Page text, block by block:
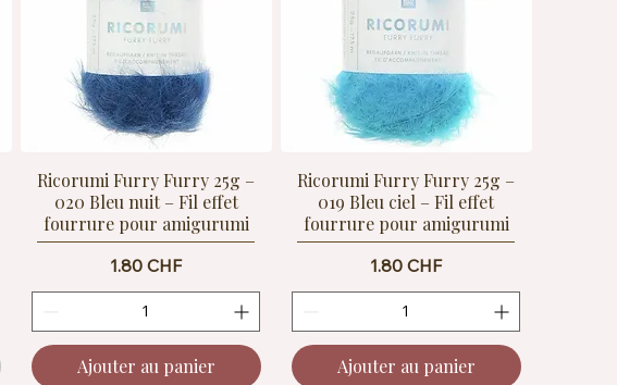
Ricorumi Furry Furry 25g –
020 Bleu nuit – Fil effet
fourrure pour amigurumi
Prix
1.80 CHF
Ajouter au panier
Ricorumi Furry Furry 25g –
019 Bleu ciel – Fil effet
fourrure pour amigurumi
Prix
1.80 CHF
Ajouter au panier